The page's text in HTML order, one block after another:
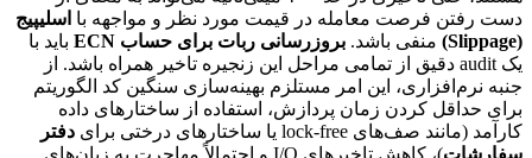
دست رفتن فرصت معامله در قیمت مورد نظر و مواجهه با اسلیپیج
(Slippage)
منفی باشد. بروزرسانی ربات برای حساب ECN
باید با
یک audit دقیق از تمامی مراحل این زنجیره تاخیر همراه باشد. از
جنبه نرم‌افزاری، این امر مستلزم بهینه‌سازی سنگین کد الگوریتم
برای حداقل کردن زمان پردازش، استفاده از ساختارهای داده
کارآمد (مانند صف‌های lock-free یا ساختارهای درختی برای
دفتر